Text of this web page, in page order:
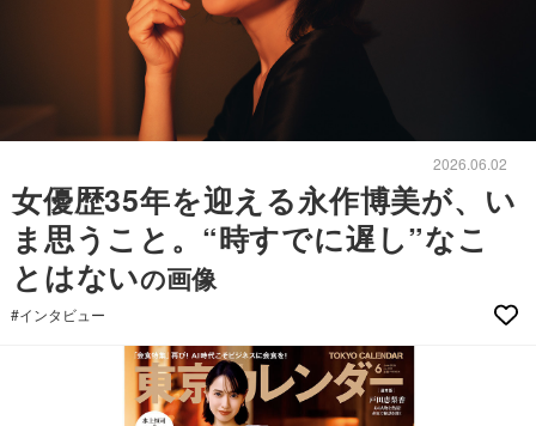
2026.06.02
女優歴35年を迎える永作博美が、い
ま思うこと。“時すでに遅し”なこ
とはないの画像
#インタビュー